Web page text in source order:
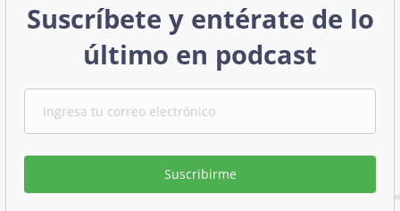
Suscríbete y entérate de lo
último en podcast
Suscribirme